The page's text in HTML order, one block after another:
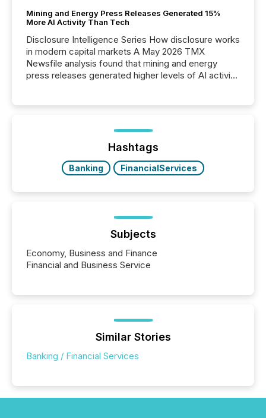
Mining and Energy Press Releases Generated 15%
More AI Activity Than Tech
Disclosure Intelligence Series How disclosure works
in modern capital markets A May 2026 TMX
Newsfile analysis found that mining and energy
press releases generated higher levels of AI activity
72-hour period. Results showed that AI systems are
actively processing mining and energy press
releases at scale. AI...
Hashtags
Banking FinancialServices
Subjects
Economy, Business and Finance
Financial and Business Service
Similar Stories
Banking / Financial Services